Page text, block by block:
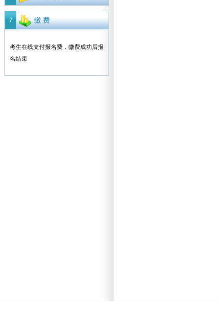
7 缴 费
考生在线支付报名费，缴费成功后报
名结束